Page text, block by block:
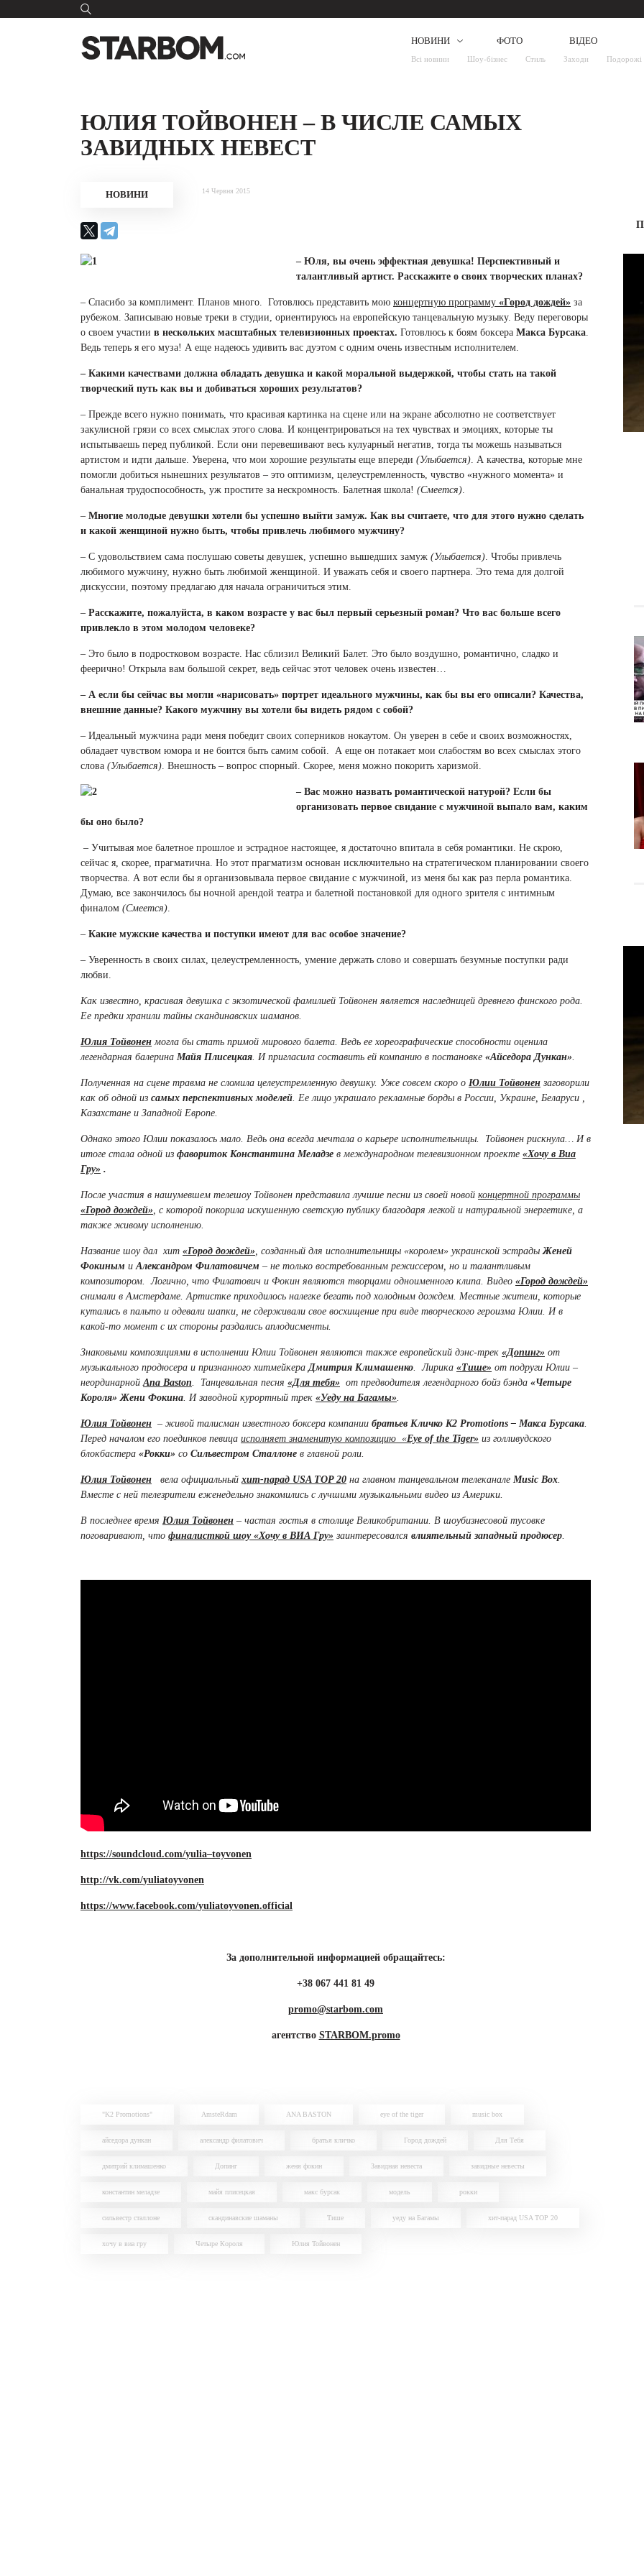
НОВИНИ
Всі новини Шоу-бізнес Стиль Заходи Подорожі
ФОТО ВІДЕО
ЮЛИЯ ТОЙВОНЕН – В ЧИСЛЕ САМЫХ
ЗАВИДНЫХ НЕВЕСТ
НОВИНИ 14 Червня 2015
– Юля, вы очень эффектная девушка! Перспективный и
талантливый артист. Расскажите о своих творческих планах?
– Спасибо за комплимент. Планов много. Готовлюсь представить мою концертную программу «Город дождей» за
рубежом. Записываю новые треки в студии, ориентируюсь на европейскую танцевальную музыку. Веду переговоры
о своем участии в нескольких масштабных телевизионных проектах. Готовлюсь к боям боксера Макса Бурсака.
Ведь теперь я его муза! А еще надеюсь удивить вас дуэтом с одним очень известным исполнителем.
– Какими качествами должна обладать девушка и какой моральной выдержкой, чтобы стать на такой
творческий путь как вы и добиваться хороших результатов?
– Прежде всего нужно понимать, что красивая картинка на сцене или на экране абсолютно не соответствует
закулисной грязи со всех смыслах этого слова. И концентрироваться на тех чувствах и эмоциях, которые ты
испытываешь перед публикой. Если они перевешивают весь кулуарный негатив, тогда ты можешь называться
артистом и идти дальше. Уверена, что мои хорошие результаты еще впереди (Улыбается). А качества, которые мне
помогли добиться нынешних результатов – это оптимизм, целеустремленность, чувство «нужного момента» и
банальная трудоспособность, уж простите за нескромность. Балетная школа! (Смеется).
– Многие молодые девушки хотели бы успешно выйти замуж. Как вы считаете, что для этого нужно сделать
и какой женщиной нужно быть, чтобы привлечь любимого мужчину?
– С удовольствием сама послушаю советы девушек, успешно вышедших замуж (Улыбается). Чтобы привлечь
любимого мужчину, нужно быть любимой женщиной. И уважать себя и своего партнера. Это тема для долгой
дискуссии, поэтому предлагаю для начала ограничиться этим.
– Расскажите, пожалуйста, в каком возрасте у вас был первый серьезный роман? Что вас больше всего
привлекло в этом молодом человеке?
– Это было в подростковом возрасте. Нас сблизил Великий Балет. Это было воздушно, романтично, сладко и
феерично! Открыла вам большой секрет, ведь сейчас этот человек очень известен…
– А если бы сейчас вы могли «нарисовать» портрет идеального мужчины, как бы вы его описали? Качества,
внешние данные? Какого мужчину вы хотели бы видеть рядом с собой?
– Идеальный мужчина ради меня победит своих соперников нокаутом. Он уверен в себе и своих возможностях,
обладает чувством юмора и не боится быть самим собой. А еще он потакает мои слабостям во всех смыслах этого
слова (Улыбается). Внешность – вопрос спорный. Скорее, меня можно покорить харизмой.
– Вас можно назвать романтической натурой? Если бы
организовать первое свидание с мужчиной выпало вам, каким
бы оно было?
– Учитывая мое балетное прошлое и эстрадное настоящее, я достаточно впитала в себя романтики. Не скрою,
сейчас я, скорее, прагматична. Но этот прагматизм основан исключительно на стратегическом планировании своего
творчества. А вот если бы я организовывала первое свидание с мужчиной, из меня бы как раз перла романтика.
Думаю, все закончилось бы ночной арендой театра и балетной постановкой для одного зрителя с интимным
финалом (Смеется).
– Какие мужские качества и поступки имеют для вас особое значение?
– Уверенность в своих силах, целеустремленность, умение держать слово и совершать безумные поступки ради
любви.
Как известно, красивая девушка с экзотической фамилией Тойвонен является наследницей древнего финского рода.
Ее предки хранили тайны скандинавских шаманов.
Юлия Тойвонен могла бы стать примой мирового балета. Ведь ее хореографические способности оценила
легендарная балерина Майя Плисецкая. И пригласила составить ей компанию в постановке «Айседора Дункан».
Полученная на сцене травма не сломила целеустремленную девушку. Уже совсем скоро о Юлии Тойвонен заговорили
как об одной из самых перспективных моделей. Ее лицо украшало рекламные борды в России, Украине, Беларуси ,
Казахстане и Западной Европе.
Однако этого Юлии показалось мало. Ведь она всегда мечтала о карьере исполнительницы. Тойвонен рискнула… И в
итоге стала одной из фавориток Константина Меладзе в международном телевизионном проекте «Хочу в Виа
Гру» .
После участия в нашумевшем телешоу Тойвонен представила лучшие песни из своей новой концертной программы
«Город дождей», с которой покорила искушенную светскую публику благодаря легкой и натуральной энергетике, а
также живому исполнению.
Название шоу дал хит «Город дождей», созданный для исполнительницы «королем» украинской эстрадыЖеней
Фокиным иАлександром Филатовичем – не только востребованным режиссером, но и талантливым
композитором. Логично, что Филатович и Фокин являются творцами одноименного клипа. Видео «Город дождей»
снимали в Амстердаме. Артистке приходилось налегке бегать под холодным дождем. Местные жители, которые
кутались в пальто и одевали шапки, не сдерживали свое восхищение при виде творческого героизма Юлии. И в
какой-то момент с их стороны раздались аплодисменты.
Знаковыми композициями в исполнении Юлии Тойвонен являются также европейский дэнс-трек «Допинг» от
музыкального продюсера и признанного хитмейкераДмитрия Климашенко. Лирика «Тише» от подруги Юлии –
неординарнойAna Baston. Танцевальная песня «Для тебя» от предводителя легендарного бойз бэнда «Четыре
Короля» Жени Фокина. И заводной курортный трек «Уеду на Багамы».
Юлия Тойвонен – живой талисман известного боксера компании братьев Кличко K2 Promotions – Макса Бурсака.
Перед началом его поединков певица исполняет знаменитую композицию «Eye of the Tiger» из голливудского
блокбастера «Рокки» со Сильвестром Сталлоне в главной роли.
Юлия Тойвонен вела официальный хит-парад USA TOP 20 на главном танцевальном телеканале Music Box.
Вместе с ней телезрители еженедельно знакомились с лучшими музыкальными видео из Америки.
В последнее время Юлия Тойвонен – частая гостья в столице Великобритании. В шоубизнесовой тусовке
поговаривают, что финалисткой шоу «Хочу в ВИА Гру» заинтересовался влиятельный западный продюсер.
https://soundcloud.com/yulia–toyvonen
http://vk.com/yuliatoyvonen
https://www.facebook.com/yuliatoyvonen.official
За дополнительной информацией обращайтесь:
+38 067 441 81 49
promo@starbom.com
агентство STARBOM.promo
"K2 Promotions" AmsteRdam ANA BASTON eye of the tiger music box
айседора дункан александр филатович братья кличко Город дождей Для Тебя
дмитрий климашенко Допинг женя фокин Завидная невеста завидные невесты
константин меладзе майя плисецкая макс бурсак модель рокки
сильвестр сталлоне скандинавские шаманы Тише уеду на Багамы хит-парад USA TOP 20
хочу в виа гру Четыре Короля Юлия Тойвонен